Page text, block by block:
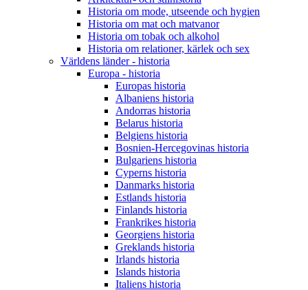
Historia om mode, utseende och hygien
Historia om mat och matvanor
Historia om tobak och alkohol
Historia om relationer, kärlek och sex
Världens länder - historia
Europa - historia
Europas historia
Albaniens historia
Andorras historia
Belarus historia
Belgiens historia
Bosnien-Hercegovinas historia
Bulgariens historia
Cyperns historia
Danmarks historia
Estlands historia
Finlands historia
Frankrikes historia
Georgiens historia
Greklands historia
Irlands historia
Islands historia
Italiens historia